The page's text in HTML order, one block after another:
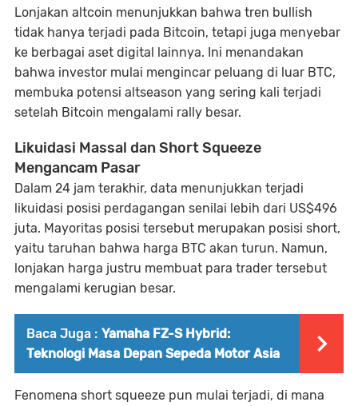
Lonjakan altcoin menunjukkan bahwa tren bullish
tidak hanya terjadi pada Bitcoin, tetapi juga menyebar
ke berbagai aset digital lainnya. Ini menandakan
bahwa investor mulai mengincar peluang di luar BTC,
membuka potensi altseason yang sering kali terjadi
setelah Bitcoin mengalami rally besar.
Likuidasi Massal dan Short Squeeze
Mengancam Pasar
Dalam 24 jam terakhir, data menunjukkan terjadi
likuidasi posisi perdagangan senilai lebih dari US$496
juta. Mayoritas posisi tersebut merupakan posisi short,
yaitu taruhan bahwa harga BTC akan turun. Namun,
lonjakan harga justru membuat para trader tersebut
mengalami kerugian besar.
Baca Juga : Yamaha FZ-S Hybrid:
Teknologi Masa Depan Sepeda Motor Asia
Fenomena short squeeze pun mulai terjadi, di mana